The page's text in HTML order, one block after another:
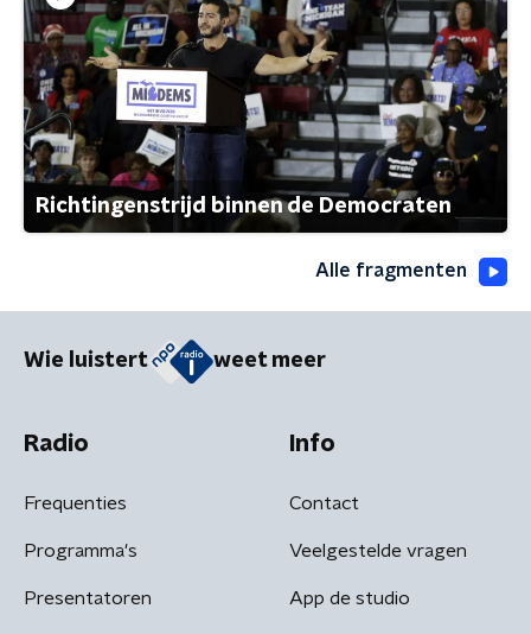
Richtingenstrijd binnen de Democraten
Alle fragmenten
Wie luistert weet meer
Radio
Frequenties
Programma's
Presentatoren
Info
Contact
Veelgestelde vragen
App de studio